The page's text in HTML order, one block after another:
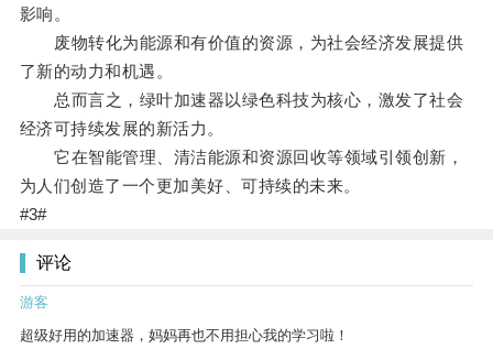
影响。
废物转化为能源和有价值的资源，为社会经济发展提供
了新的动力和机遇。
总而言之，绿叶加速器以绿色科技为核心，激发了社会
经济可持续发展的新活力。
它在智能管理、清洁能源和资源回收等领域引领创新，
为人们创造了一个更加美好、可持续的未来。
#3#
评论
游客
超级好用的加速器，妈妈再也不用担心我的学习啦！